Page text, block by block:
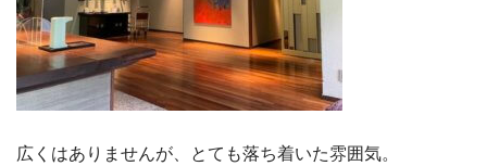
広くはありませんが、とても落ち着いた雰囲気。